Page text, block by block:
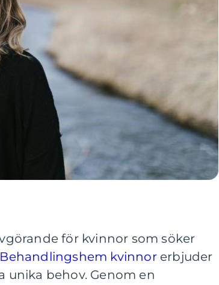
för kvinnor som söker
Behandlingshem kvinnorerbjuder
unika behov. Genom en